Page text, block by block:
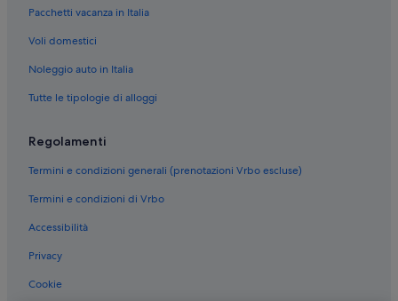
Londra: hotel Independent
Londra: hotel YHA
Londra: NH Hotels
Londra: Millennium Hotels
Londra: GLH Hotels
London City Centre: The Hoxton Hotels
London City Centre: hotel
Admiralty Arch: hotel nelle vicinanze
Greater London: hotel
Inghilterra: hotel
Pacchetti vacanza in Italia
Voli domestici
Noleggio auto in Italia
Tutte le tipologie di alloggi
Regolamenti
Termini e condizioni generali (prenotazioni Vrbo escluse)
Termini e condizioni di Vrbo
Accessibilità
Privacy
Cookie